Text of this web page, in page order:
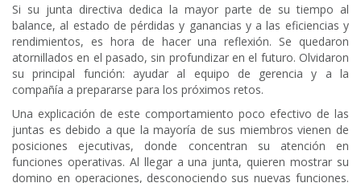
Si su junta directiva dedica la mayor parte de su tiempo al
balance, al estado de pérdidas y ganancias y a las eficiencias y
rendimientos, es hora de hacer una reflexión. Se quedaron
atornillados en el pasado, sin profundizar en el futuro. Olvidaron
su principal función: ayudar al equipo de gerencia y a la
compañía a prepararse para los próximos retos.
Una explicación de este comportamiento poco efectivo de las
juntas es debido a que la mayoría de sus miembros vienen de
posiciones ejecutivas, donde concentran su atención en
funciones operativas. Al llegar a una junta, quieren mostrar su
domino en operaciones, desconociendo sus nuevas funciones.